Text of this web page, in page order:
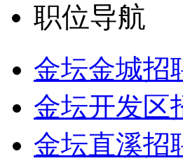
职位导航
金坛金城招
金坛开发区
金坛直溪招